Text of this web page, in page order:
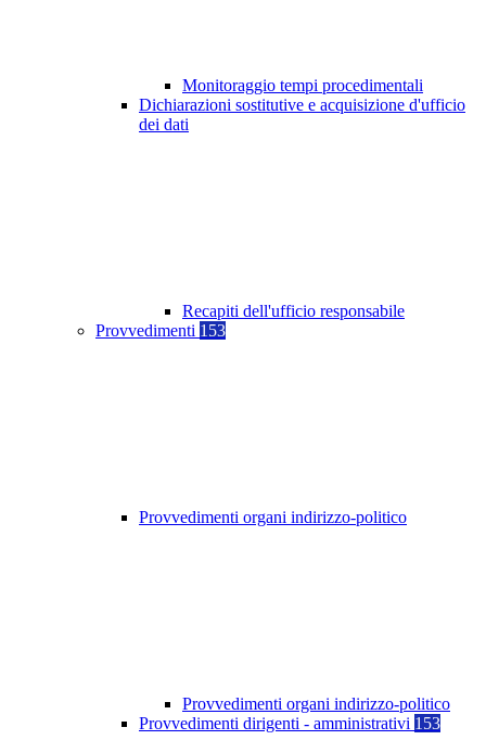
Monitoraggio tempi procedimentali
Dichiarazioni sostitutive e acquisizione d'ufficio
dei dati
Recapiti dell'ufficio responsabile
Provvedimenti 153
Provvedimenti organi indirizzo-politico
Provvedimenti organi indirizzo-politico
Provvedimenti dirigenti - amministrativi 153